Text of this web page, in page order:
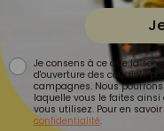
Je consens à ce que la
d'ouverture des courriels
campagnes. Nous
laquelle vous le faites
vous utilisez. Pour en
confidentialité.